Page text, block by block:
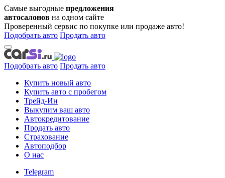
Самые выгодные предложения
автосалонов на одном сайте
Проверенный сервис по покупке или продаже авто!
Подобрать авто Продать авто
Подобрать авто Продать авто
Купить новый авто
Купить авто с пробегом
Трейд-Ин
Выкупим ваш авто
Автокредитование
Продать авто
Страхование
Автоподбор
О нас
Telegram